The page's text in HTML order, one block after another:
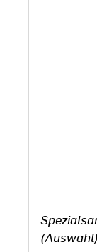
(Auswahl)